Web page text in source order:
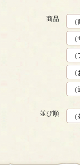
商品
並び順